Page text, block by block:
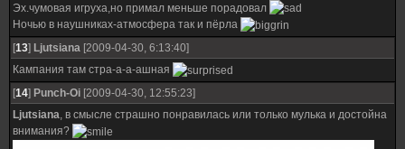
Эх.чумовая игруха,но примал меньше порадовал
Ночью в наушниках-атмосфера так и пёрла
[13] Ljutsiana [2009-04-30, 6:13:40]
Кампания там стра-а-а-ашная
[14] Punch-Oi [2009-04-30, 12:55:23]
Ljutsiana, в смысле страшно понравилась или только мулька и достойна
внимания?